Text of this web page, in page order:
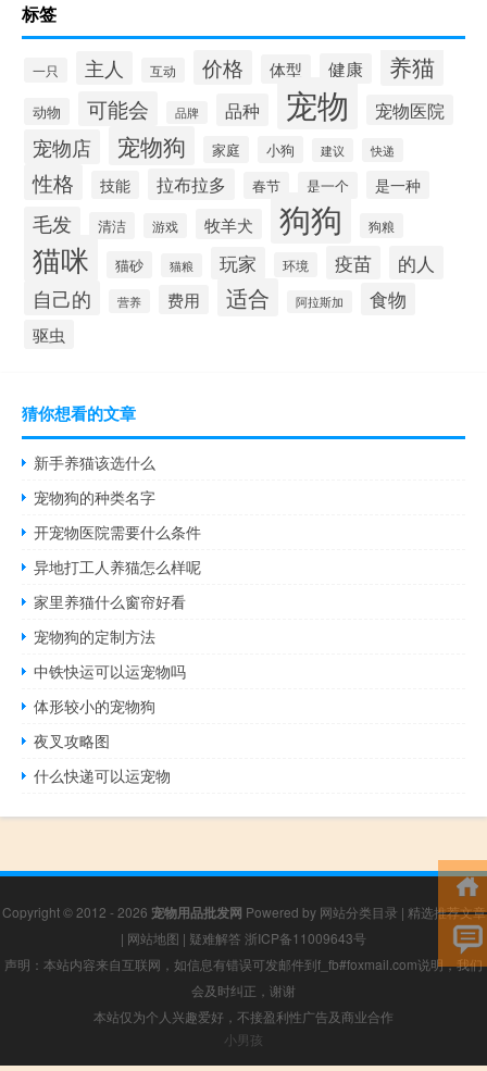
标签
一只 主人 互动 价格 体型 健康 养猫
动物 可能会 品牌 品种 宠物 宠物医院
宠物店 宠物狗 家庭 小狗 建议 快递
性格 技能 拉布拉多 春节 是一个 是一种
毛发 清洁 游戏 牧羊犬 狗狗 狗粮
猫咪 猫砂 猫粮 玩家 环境 疫苗 的人
自己的 营养 费用 适合 阿拉斯加 食物
驱虫
猜你想看的文章
新手养猫该选什么
宠物狗的种类名字
开宠物医院需要什么条件
异地打工人养猫怎么样呢
家里养猫什么窗帘好看
宠物狗的定制方法
中铁快运可以运宠物吗
体形较小的宠物狗
夜叉攻略图
什么快递可以运宠物
Copyright © 2012 - 2026 宠物用品批发网 Powered by 网站分类目录 | 精选推荐文章
| 网站地图 | 疑难解答 浙ICP备11009643号
声明：本站内容来自互联网，如信息有错误可发邮件到f_fb#foxmail.com说明，我们
会及时纠正，谢谢
本站仅为个人兴趣爱好，不接盈利性广告及商业合作
小男孩